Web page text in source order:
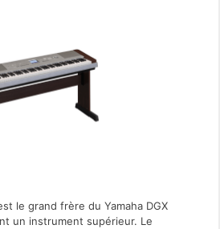
le grand frère du Yamaha DGX
un instrument supérieur. Le